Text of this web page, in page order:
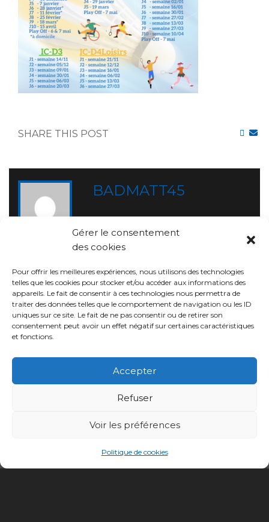
Gérer le consentement
des cookies
Pour offrir les meilleures expériences, nous utilisons des technologies
telles que les cookies pour stocker et/ou accéder aux informations des
appareils. Le fait de consentir à ces technologies nous permettra de
traiter des données telles que le comportement de navigation ou les ID
uniques sur ce site. Le fait de ne pas consentir ou de retirer son
consentement peut avoir un effet négatif sur certaines caractéristiques
et fonctions.
Accepter
Refuser
Voir les préférences
Politique de cookies
SHARE THIS POST
BADMATT45
RELATED POST